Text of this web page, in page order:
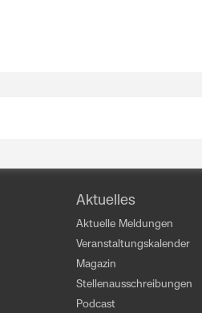
Aktuelles
Aktuelle Meldungen
Veranstaltungskalender
Magazin
Stellenausschreibungen
Podcast